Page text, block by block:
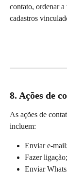
contato, ordenar a
cadastros
8. Ações de
As ações de
incluem:
Enviar e-mail;
Fazer ligação;
Enviar